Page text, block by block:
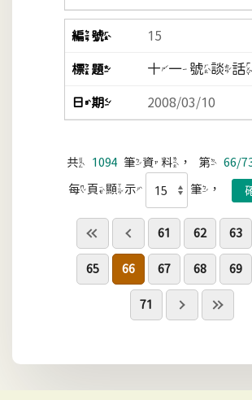
15
十一號談
2008/03/10
共 1094 筆資料，第 66/
每頁顯示 筆，
61 62 63
65 66 67 68 69
71